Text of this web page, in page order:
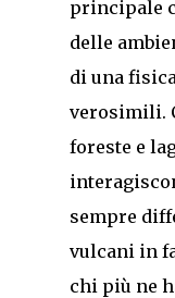
principale
delle
di una
verosimili.
foreste e
sempre
vulcani in
chi più ne